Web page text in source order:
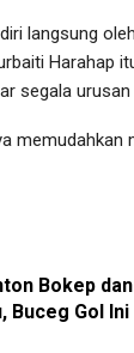
langsung
Harahap
segala
memudahkan
Bokep dan
Buceg Gol Ini